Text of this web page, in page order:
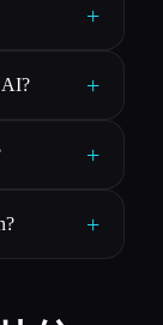
+
AI? +
+
+